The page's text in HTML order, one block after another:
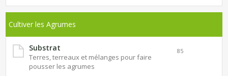
Cultiver les Agrumes
Substrat
Terres, terreaux et mélanges pour faire
pousser les agrumes
85